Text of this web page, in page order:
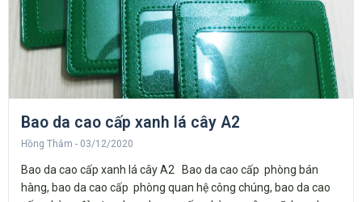
Bao da cao cấp xanh lá cây A2
Hồng Thắm 03/12/2020
Bao da cao cấp xanh lá cây A2 Bao da cao cấp phòng bán
hàng, bao da cao cấp phòng quan hệ công chúng, bao da cao